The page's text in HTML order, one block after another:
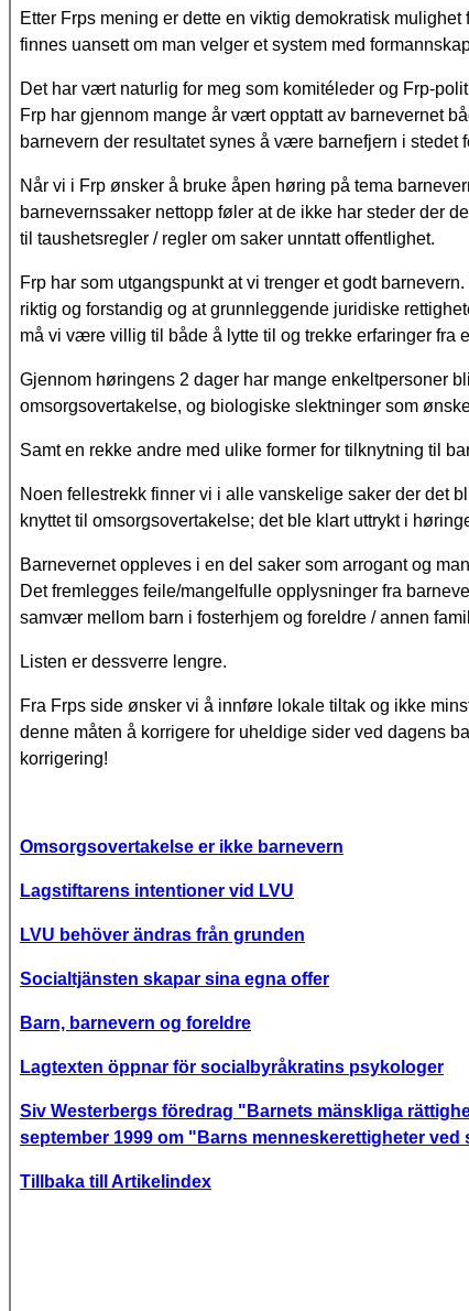
Etter Frps mening er dette en viktig demokratisk
finnes uansett om man velger et system med
Det har vært naturlig for meg som komitéleder og Frp-
Frp har gjennom mange år vært opptatt av barnevernet
barnevern der resultatet synes å være barnefjern i stedet
Når vi i Frp ønsker å bruke åpen høring på tema
barnevernssaker nettopp føler at de ikke har steder der
til taushetsregler / regler om saker unntatt offentlighet.
Frp har som utgangspunkt at vi trenger et godt
riktig og forstandig og at grunnleggende juridiske
må vi være villig til både å lytte til og trekke erfaringer fra
Gjennom høringens 2 dager har mange enkeltpersoner
omsorgsovertakelse, og biologiske slektninger som
Samt en rekke andre med ulike former for tilknytning til
Noen fellestrekk finner vi i alle vanskelige saker der det
knyttet til omsorgsovertakelse; det ble klart uttrykt i
Barnevernet oppleves i en del saker som arrogant og
Det fremlegges feile/mangelfulle opplysninger fra
samvær mellom barn i fosterhjem og foreldre / annen
Listen er dessverre lengre.
Fra Frps side ønsker vi å innføre lokale tiltak og ikke
denne måten å korrigere for uheldige sider ved dagens
korrigering!
Omsorgsovertakelse er ikke barnevern
Lagstiftarens intentioner vid LVU
LVU behöver ändras från grunden
Socialtjänsten skapar sina egna offer
Barn, barnevern og foreldre
Lagtexten öppnar för socialbyråkratins psykologer
Siv Westerbergs föredrag "Barnets mänskliga
september 1999 om "Barns menneskerettigheter ved
Tillbaka till Artikelindex